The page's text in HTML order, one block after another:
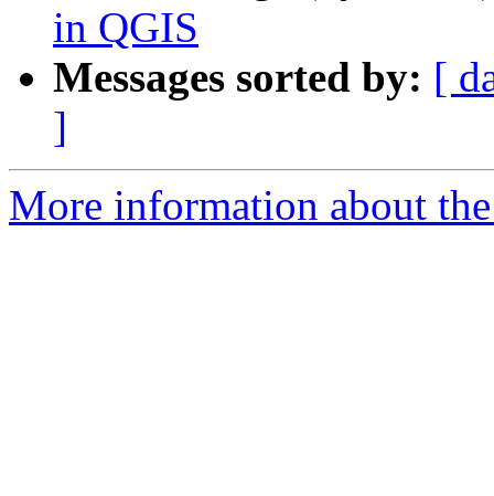
in QGIS
Messages sorted by: [
]
More information about